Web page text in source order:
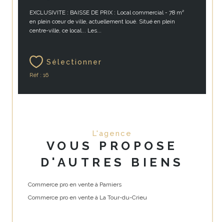
EXCLUSIVITE : BAISSE DE PRIX : Local commercial - 78 m²
en plein cœur de ville, actuellement loué. Situé en plein
centre-ville, ce local... Les...
Sélectionner
Réf : 16
L'agence
VOUS PROPOSE
D'AUTRES BIENS
Commerce pro en vente à Pamiers
Commerce pro en vente à La Tour-du-Crieu